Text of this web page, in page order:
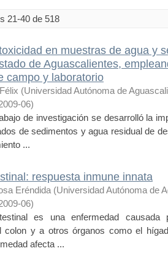
21-40 de 518
en muestras de agua y
de Aguascalientes,
campo y laboratorio
(Universidad Autónoma de
06)
de investigación se desarrolló la
de sedimentos y agua residual de
...
respuesta inmune innata
Eréndida (Universidad Autónoma de
06)
es una enfermedad
colon y a otros órganos como el
afecta ...